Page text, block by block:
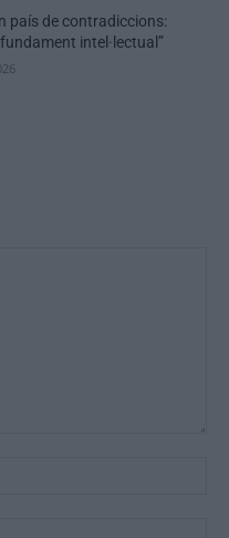
país de contradiccions:
intel·lectual”